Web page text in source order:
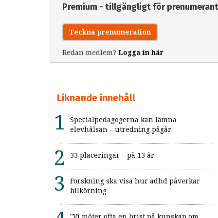
Premium - tillgängligt för
Teckna prenumeration
Redan medlem? Logga in här
Liknande innehåll
Specialpedagogerna kan lämna
elevhälsan – utredning pågår
33 placeringar – på 13 år
Forskning ska visa hur adhd påverkar
bilkörning